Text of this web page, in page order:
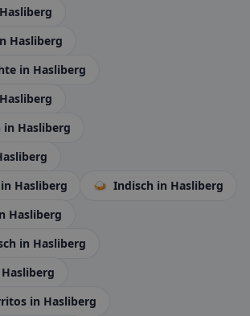
Hasliberg
in Hasliberg
in Hasliberg
in Hasliberg 🍛 Indisch in Hasliberg
Hasliberg
in Hasliberg
in Hasliberg